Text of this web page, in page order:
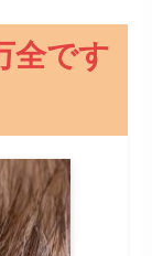
全です